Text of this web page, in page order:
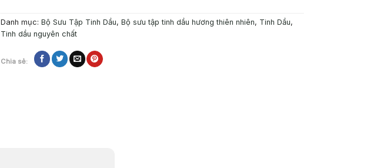
Danh mục: Bộ Sưu Tập Tinh Dầu, Bộ sưu tập tinh dầu hương thiên nhiên, Tinh Dầu,
Tinh dầu nguyên chất
Chia sẻ: